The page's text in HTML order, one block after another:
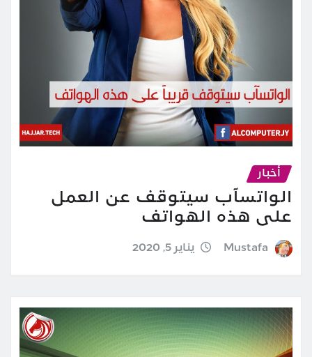
أخبار
الواتسآب سيتوقف عن العمل
على هذه الهواتف
Mustafa يناير 5, 2020